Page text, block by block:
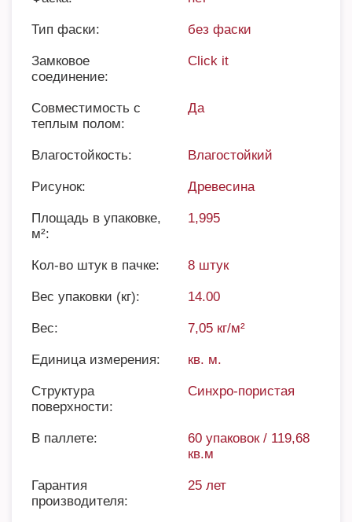
Тип фаски: без фаски
Замковое
соединение:
Click it
Совместимость с
теплым полом:
Да
Влагостойкость: Влагостойкий
Рисунок: Древесина
Площадь в упаковке,
м²:
1,995
Кол-во штук в пачке: 8 штук
Вес упаковки (кг): 14.00
Вес: 7,05 кг/м²
Единица измерения: кв. м.
Структура
поверхности:
Синхро-пористая
В паллете:
60 упаковок / 119,68
кв.м
Гарантия
производителя:
25 лет